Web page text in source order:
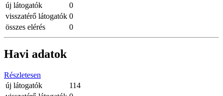
új látogatók
0
visszatérő látogatók 0
összes elérés
0
Havi adatok
Részletesen
új látogatók
114